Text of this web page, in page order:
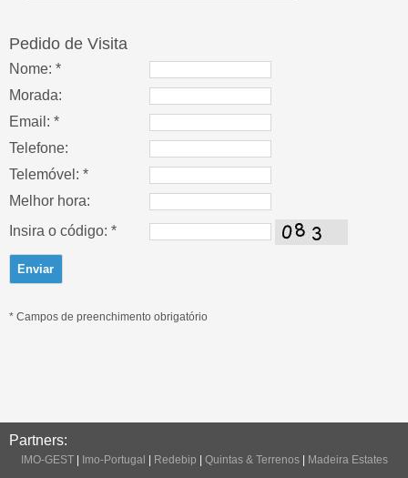
Pedido de Visita
Nome: *
Morada:
Email: *
Telefone:
Telemóvel: *
Melhor hora:
Insira o código: *
* Campos de preenchimento obrigatório
Partners:
IMO-GEST| Imo-Portugal | Redebip | Quintas & Terrenos| Madeira Estates